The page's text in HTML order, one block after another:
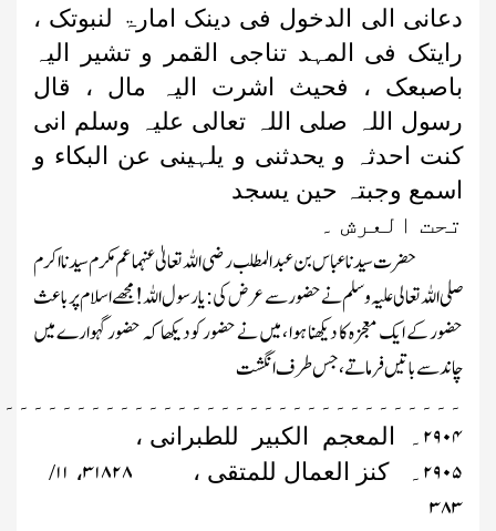
دعانی الی الدخول فی دینک امارۃ لنبوتک ،
رایتک فی المہد تناجی القمر و تشیر الیہ
باصبعک ، فحیث اشرت الیہ مال ، قال
رسول اللہ صلی اللہ تعالی علیہ وسلم انی
کنت احدثہ و یحدثنی و یلہینی عن البکاء و
اسمع وجبتہ حین یسجد
تحت العرش ۔
حضرت سیدنا عباس بن عبد المطلب رضی اللہ تعالیٰ عنہما عم مکر م سیدنا اکرم
صلی اللہ تعالی علیہ وسلم نے حضور سے عرض کی : یا رسول اللہ ! مجھے اسلام پر باعث
حضور کے ایک معجزہ کا دیکھنا ہوا ، میں نے حضور کو دیکھا کہ حضور گہوارے میں
چاند سے باتیں فرماتے ، جس طرف انگشت
۲۹۰۴ ۔ المعجم الکبیر للطبرانی ،
۲۹۰۵ ۔ کنز العمال للمتقی ، ۳۱۸۲۸، ۱۱/
۳۸۳